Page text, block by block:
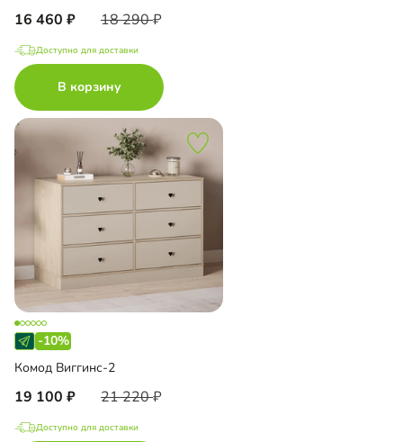
16 460 18 290
Доступно для доставки
В корзину
-10%
Комод Виггинс-2
19 100 21 220
Доступно для доставки